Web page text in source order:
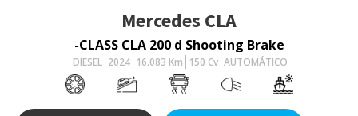
Mercedes CLA
-CLASS CLA 200 d Shooting Brake
DIESEL 2024 16.083 Km 150 Cv AUTOMÁTICO